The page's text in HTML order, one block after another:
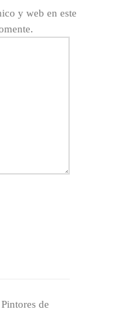
y web en este
de